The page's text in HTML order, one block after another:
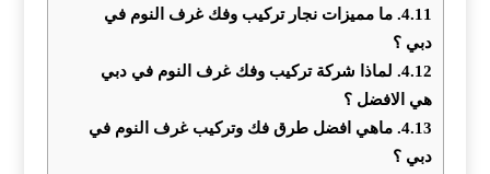
4.11. ما مميزات نجار تركيب وفك غرف النوم في
دبي ؟
4.12. لماذا شركة تركيب وفك غرف النوم في دبي
هي الافضل ؟
4.13. ماهي افضل طرق فك وتركيب غرف النوم في
دبي ؟